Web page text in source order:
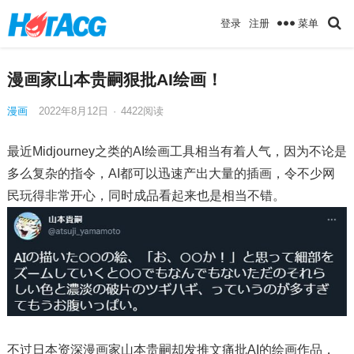
登录 注册 菜单
漫画家山本贵嗣狠批AI绘画！
漫画 2022年8月12日 · 4422阅读
最近Midjourney之类的AI绘画工具相当有着人气，因为不论是
多么复杂的指令，AI都可以迅速产出大量的插画，令不少网
民玩得非常开心，同时成品看起来也是相当不错。
不过日本资深漫画家山本贵嗣却发推文痛批AI的绘画作品，